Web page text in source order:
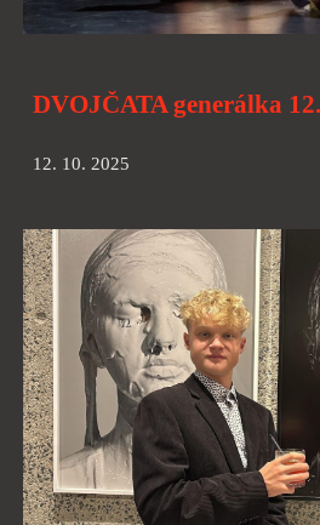
DVOJČATA generálka
12. 10. 2025